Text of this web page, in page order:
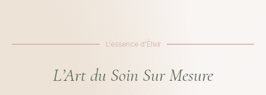
L'essence d'Élixir
L’Art du Soin Sur Mesure